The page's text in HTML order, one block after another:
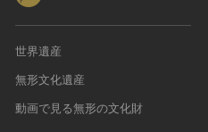
世界遺産
無形文化遺産
動画で見る無形の文化財